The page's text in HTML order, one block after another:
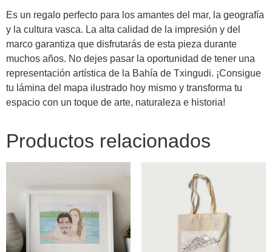
Es un regalo perfecto para los amantes del mar, la geografía
y la cultura vasca. La alta calidad de la impresión y del
marco garantiza que disfrutarás de esta pieza durante
muchos años. No dejes pasar la oportunidad de tener una
representación artística de la Bahía de Txingudi. ¡Consigue
tu lámina del mapa ilustrado hoy mismo y transforma tu
espacio con un toque de arte, naturaleza e historia!
Productos relacionados